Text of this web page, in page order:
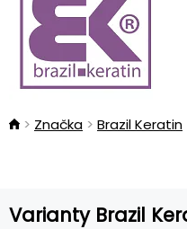
Značka Brazil Keratin
Varianty Brazil